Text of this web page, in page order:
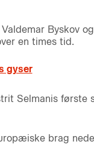
Byskov
en times tid.
gyser
Selmanis
brag